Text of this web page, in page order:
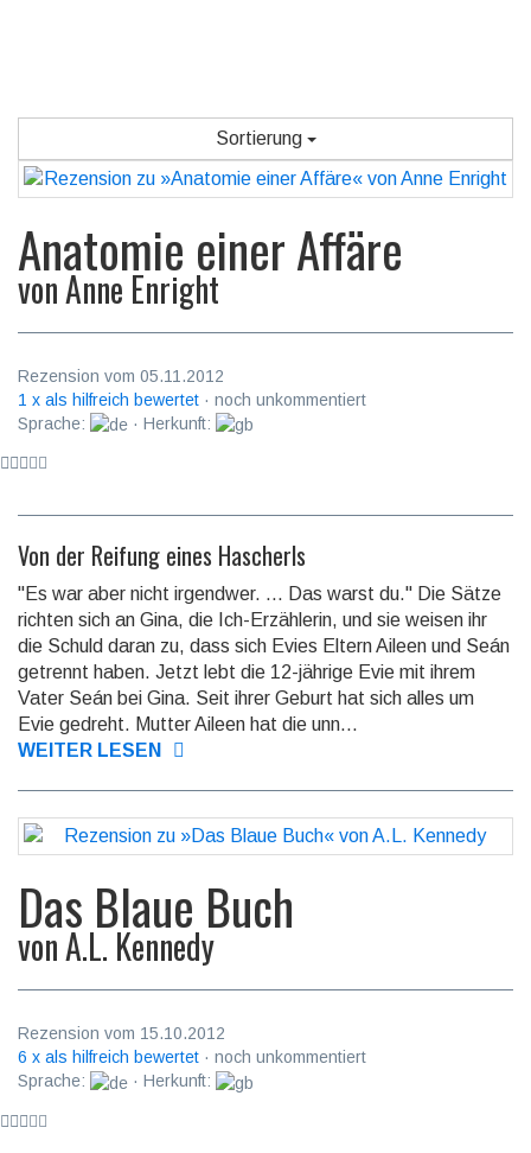
Sortierung
Anatomie einer Affäre
vonAnne Enright
Rezension vom 05.11.2012
1 x als hilfreich bewertet · noch unkommentiert
Sprache:
· Herkunft:
Von der Reifung eines Hascherls
"Es war aber nicht irgendwer. ... Das warst du." Die Sätze
richten sich an Gina, die Ich-Erzählerin, und sie weisen ihr
die Schuld daran zu, dass sich Evies Eltern Aileen und Seán
getrennt haben. Jetzt lebt die 12-jährige Evie mit ihrem
Vater Seán bei Gina. Seit ihrer Geburt hat sich alles um
Evie gedreht. Mutter Aileen hat die unn...
WEITER LESEN
Das Blaue Buch
vonA.L. Kennedy
Rezension vom 15.10.2012
6 x als hilfreich bewertet · noch unkommentiert
Sprache:
· Herkunft: